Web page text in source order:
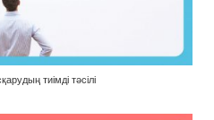
тиімді тәсілі